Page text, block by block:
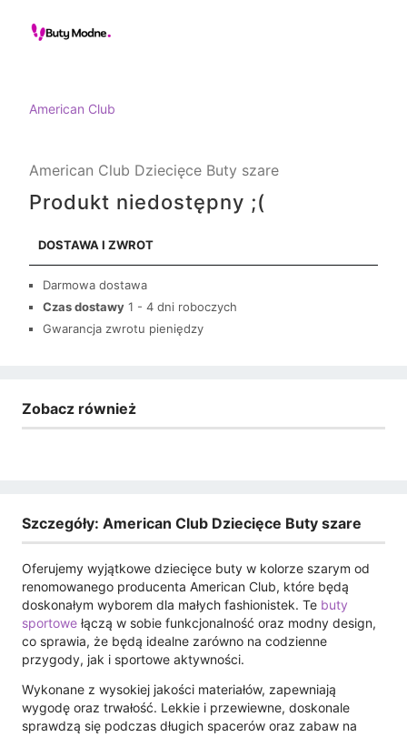
American Club
American Club Dziecięce Buty szare
Produkt niedostępny ;(
DOSTAWA I ZWROT
Darmowa dostawa
Czas dostawy 1 - 4 dni roboczych
Gwarancja zwrotu pieniędzy
Zobacz również
Szczegóły: American Club Dziecięce Buty szare
Oferujemy wyjątkowe dziecięce buty w kolorze szarym od
renomowanego producenta American Club, które będą
doskonałym wyborem dla małych fashionistek. Te buty
sportowe łączą w sobie funkcjonalność oraz modny design,
co sprawia, że będą idealne zarówno na codzienne
przygody, jak i sportowe aktywności.
Wykonane z wysokiej jakości materiałów, zapewniają
wygodę oraz trwałość. Lekkie i przewiewne, doskonale
sprawdzą się podczas długich spacerów oraz zabaw na